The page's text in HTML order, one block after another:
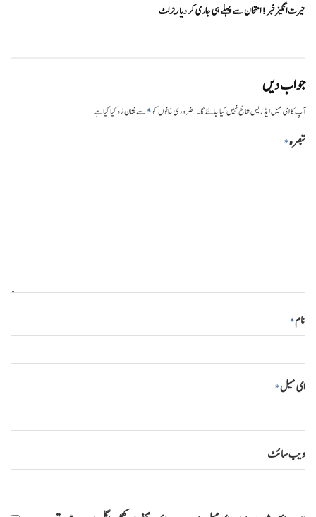
حیرت انگیزخبر ! امتحان سے پہلے ہی جاری کر دیا ریزلٹ
جواب دیں
آپ کا ای میل ایڈریس شائع نہیں کیا جائے گا۔ ضروری خانوں کو*سے نشان زد کیا گیا ہے
تبصرہ*
نام*
ای میل*
ویب‌ سائٹ